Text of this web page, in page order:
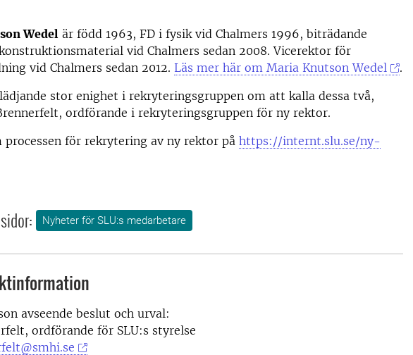
Wedel är född 1963, FD i fysik vid Chalmers 1996, biträdande
vid Chalmers sedan 2008. Vicerektor för
vid Chalmers sedan 2012. Läs mer här om Maria Knutson Wedel
.
stor enighet i rekryteringsgruppen om att kalla dessa två,
ordförande i rekryteringsgruppen för ny rektor.
processen för rekrytering av ny rektor på https://internt.slu.se/ny-
Nyheter för SLU:s medarbetare
avseende beslut och urval:
ordförande för SLU:s styrelse